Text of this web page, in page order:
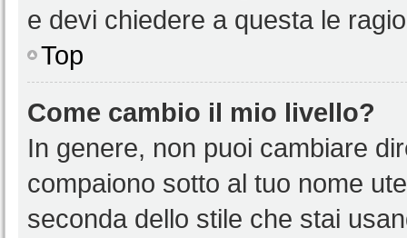
e devi chiedere a questa le
Top
Come cambio il mio livello?
In genere, non puoi cambiare
compaiono sotto al tuo nome
seconda dello stile che stai